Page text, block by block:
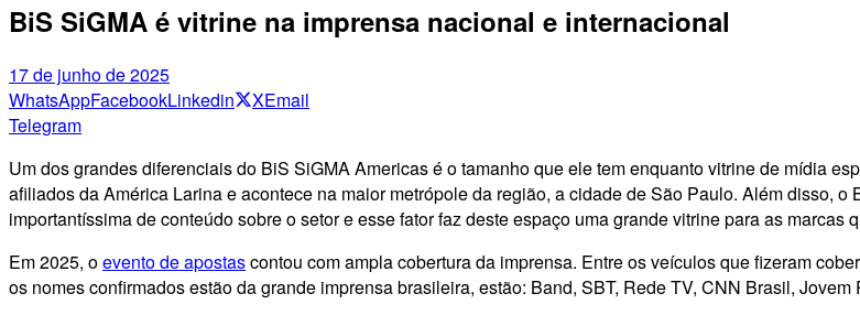
BiS SiGMA é vitrine na imprensa nacional e internacional
17 de junho de 2025
WhatsAppFacebookLinkedin XEmail
Telegram
Um dos grandes diferenciais do BiS SiGMA Americas é o tamanho que ele tem enquanto vitrine de mídia
afiliados da América Larina e acontece na maior metrópole da região, a cidade de São Paulo. Além disso,
importantíssima de conteúdo sobre o setor e esse fator faz deste espaço uma grande vitrine para as marcas
Em 2025, oevento de apostascontou com ampla cobertura da imprensa. Entre os veículos que fizeram
os nomes confirmados estão da grande imprensa brasileira, estão: Band, SBT, Rede TV, CNN Brasil,